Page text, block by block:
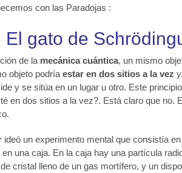
con las Paradojas :
El gato de
de la mecánica cuántica, un mismo
objeto podríaestar en dos sitios a la vez
y se sitúa en un lugar u otro. Este
en dos sitios a la vez?. Está claro que no.
ideó un experimento mental que consistía
una caja. En la caja hay una partícula
cristal lleno de un gas mortífero, y un